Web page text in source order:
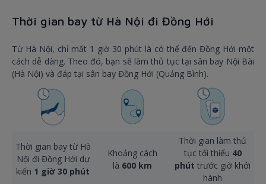
Thời gian bay từ Hà Nội đi Đồng Hới
Từ Hà Nội, chỉ mất 1 giờ 30 phút là có thể đến Đồng Hới một
cách dễ dàng. Theo đó, bạn sẽ làm thủ tục tại sân bay Nội Bài
(Hà Nội) và đáp tại sân bay Đồng Hới (Quảng Bình).
Thời gian bay từ Hà
Nội đi Đồng Hới dự
kiến 1 giờ 30 phút
Khoảng cách
là 600 km
Thời gian làm thủ
tục tối thiểu 40
phút trước giờ khởi
hành